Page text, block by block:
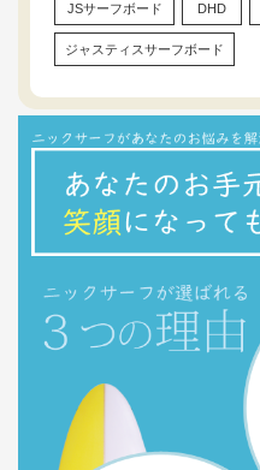
JSサーフボード DHD
ジャスティスサーフボード